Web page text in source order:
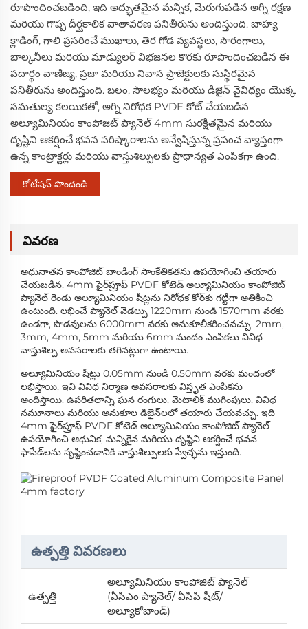
రూపొందించబడింది, ఇది అద్భుతమైన మన్నిక, మెరుగుపడిన అగ్ని రక్షణ
మరియు గొప్ప దీర్ఘకాలిక వాతావరణ పనితీరును అందిస్తుంది. బాహ్య
క్లాడింగ్, గాలి ప్రసరించే ముఖాలు, తెర గోడ వ్యవస్థలు, సొరంగాలు,
బాల్కనీలు మరియు మాడ్యులర్ విభజనల కొరకు రూపొందించబడిన ఈ
పదార్థం వాణిజ్య, ప్రజా మరియు నివాస ప్రాజెక్టులకు సుస్థిరమైన
పనితీరును అందిస్తుంది. బలం, సౌలభ్యం మరియు డిజైన్ వైవిధ్యం యొక్క
సమతుల్య కలయికతో, అగ్ని నిరోధక PVDF కోట్ చేయబడిన
అల్యూమినియం కాంపోజిట్ ప్యానెల్ 4mm సురక్షితమైన మరియు
దృష్టిని ఆకర్షించే భవన పరిష్కారాలను అన్వేషిస్తున్న ప్రపంచ వ్యాప్తంగా
ఉన్న కాంట్రాక్టర్లు మరియు వాస్తుశిల్పులకు ప్రాధాన్యత ఎంపికగా ఉంది.
కోటేషన్ పొందండి
వివరణ
అధునాతన కాంపోజిట్ బాండింగ్ సాంకేతికతను ఉపయోగించి తయారు
చేయబడిన, 4mm ఫైర్‌ప్రూఫ్ PVDF కోటెడ్ అల్యూమినియం కాంపోజిట్
ప్యానెల్ రెండు అల్యూమినియం షీట్లను నిరోధక కోర్‌కు గట్టిగా అతికించి
ఉంటుంది. లభించే ప్యానెల్ వెడల్పు 1220mm నుండి 1570mm వరకు
ఉండగా, పొడవులను 6000mm వరకు అనుకూలీకరించవచ్చు. 2mm,
3mm, 4mm, 5mm మరియు 6mm మందం ఎంపికలు వివిధ
వాస్తుశిల్ప అవసరాలకు తగినట్లుగా ఉంటాయి.
అల్యూమినియం షీట్లు 0.05mm నుండి 0.50mm వరకు మందంలో
లభిస్తాయి, ఇవి వివిధ నిర్మాణ అవసరాలకు విస్తృత ఎంపికను
అందిస్తాయి. ఉపరితలాన్ని ఘన రంగులు, మెటాలిక్ ముగింపులు, వివిధ
నమూనాలు మరియు అనుకూల డిజైన్‌లలో తయారు చేయవచ్చు. ఇది
4mm ఫైర్‌ప్రూఫ్ PVDF కోటెడ్ అల్యూమినియం కాంపోజిట్ ప్యానెల్
ఉపయోగించి ఆధునిక, మన్నికైన మరియు దృష్టిని ఆకర్షించే భవన
ఫాసేడ్‌లను సృష్టించడానికి వాస్తుశిల్పులకు స్వేచ్ఛను ఇస్తుంది.
ఉత్పత్తి వివరణలు
ఉత్పత్తి
అల్యూమినియం కాంపోజిట్ ప్యానెల్
(ఏసిఎం ప్యానెల్/ ఏసిపి షీట్/
అల్యూకోబాండ్)